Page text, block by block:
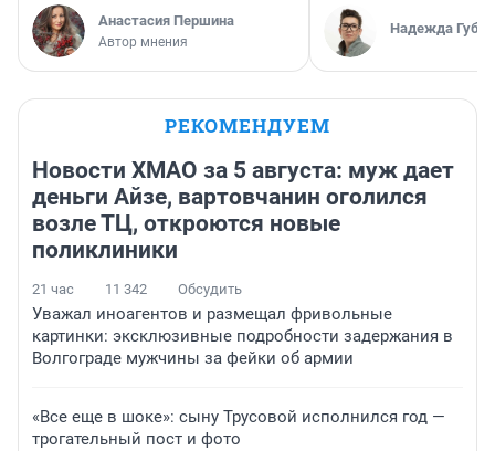
Анастасия Першина
Автор мнения
Надежда
РЕКОМЕНДУЕМ
Новости ХМАО за 5 августа: муж дает
деньги Айзе, вартовчанин оголился
возле ТЦ, откроются новые
поликлиники
21 час 11 342 Обсудить
Уважал иноагентов и размещал фривольные
картинки: эксклюзивные подробности задержания в
Волгограде мужчины за фейки об армии
«Все еще в шоке»: сыну Трусовой исполнился год —
трогательный пост и фото